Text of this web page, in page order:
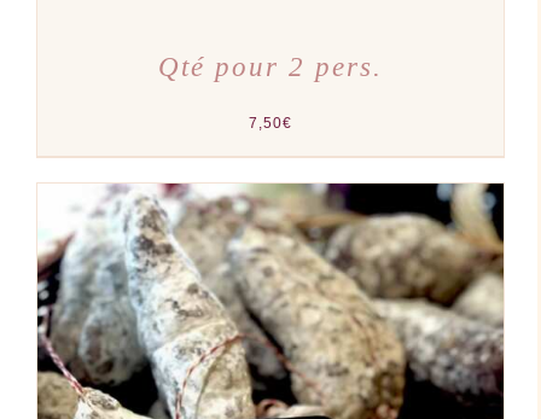
Qté pour 2 pers.
7,50€
AJOUTER AU PANIER
/